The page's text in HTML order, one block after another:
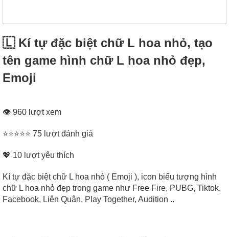
🇱‌ Kí tự đặc biệt chữ L hoa nhỏ, tạo
tên game hình chữ L hoa nhỏ đẹp,
Emoji
👁 960 lượt xem
⭐⭐⭐⭐⭐ 75 lượt đánh giá
💖 10 lượt yêu thích
Kí tự đặc biệt chữ L hoa nhỏ ( Emoji ), icon biểu tượng hình
chữ L hoa nhỏ đẹp trong game như Free Fire, PUBG, Tiktok,
Facebook, Liên Quân, Play Together, Audition ..